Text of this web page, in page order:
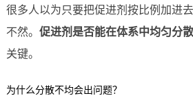
很多人以为只要把促进剂按比例加进
不然。 促进剂是否能在体系中均匀分散
关键。
为什么分散不均会出问题？